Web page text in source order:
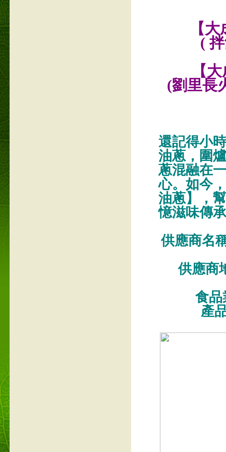
【
(
【
(劉里長
還記得小
油蔥，圍
蔥混融在
心。如今
油蔥】，
憶滋味傳
供應商名
供應商
食品
產